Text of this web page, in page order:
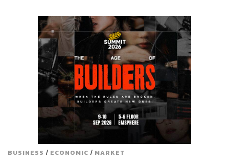
BUSINESS / ECONOMIC / MARKET